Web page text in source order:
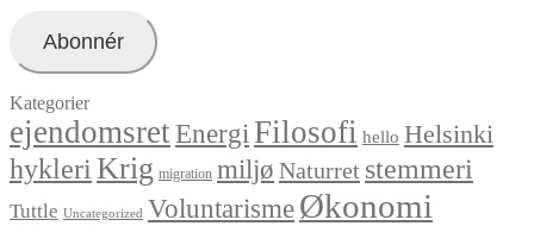
Abonnér
Kategorier
ejendomsretEnergi Filosofi hello Helsinki
hykleri Krig migration miljø Naturret stemmeri
Tuttle Uncategorized VoluntarismeØkonomi